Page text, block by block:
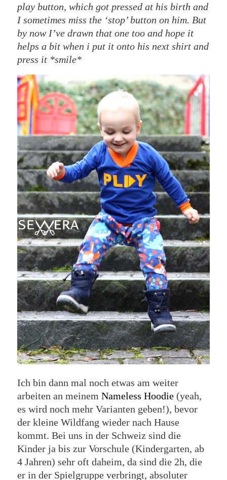
play button, which got pressed at his birth and
I sometimes miss the ‘stop’ button on him. But
by now I’ve drawn that one too and hope it
helps a bit when i put it onto his next shirt and
press it *smile*
Ich bin dann mal noch etwas am weiter
arbeiten an meinem Nameless Hoodie(yeah,
es wird noch mehr Varianten geben!), bevor
der kleine Wildfang wieder nach Hause
kommt. Bei uns in der Schweiz sind die
Kinder ja bis zur Vorschule (Kindergarten, ab
4 Jahren) sehr oft daheim, da sind die 2h, die
er in der Spielgruppe verbringt, absoluter